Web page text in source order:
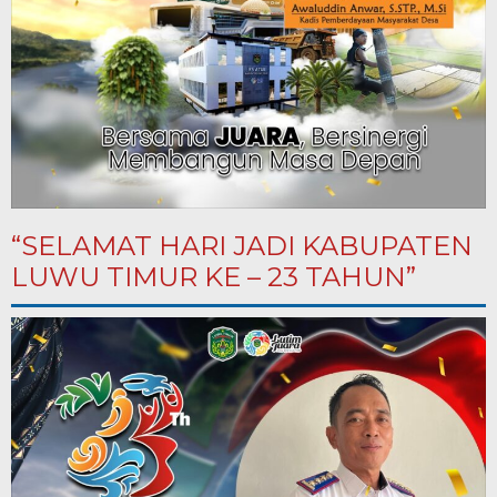
“SELAMAT HARI JADI KABUPATEN
LUWU TIMUR KE – 23 TAHUN”